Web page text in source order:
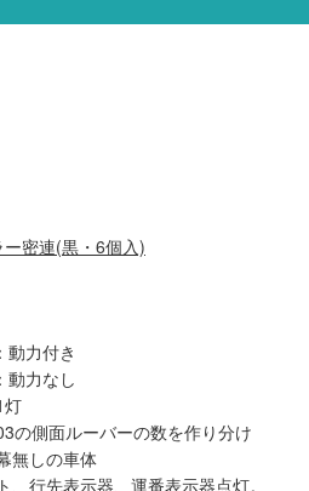
密連(黒・6個入)
動力付き
動力なし
灯
の側面ルーバーの数を作り分け
無しの車体
行先表示器、運番表示器点灯。